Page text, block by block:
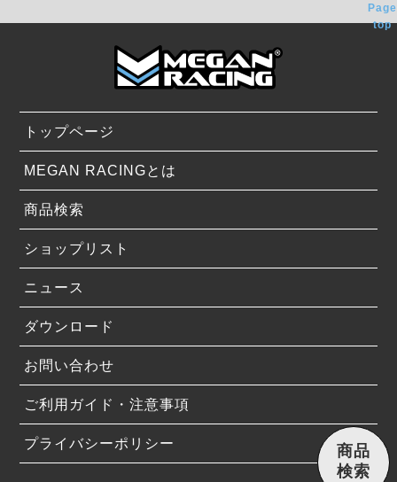
トップページ
MEGAN RACINGとは
商品検索
ショップリスト
ニュース
ダウンロード
お問い合わせ
ご利用ガイド・注意事項
プライバシーポリシー
Page
top
商品
検索